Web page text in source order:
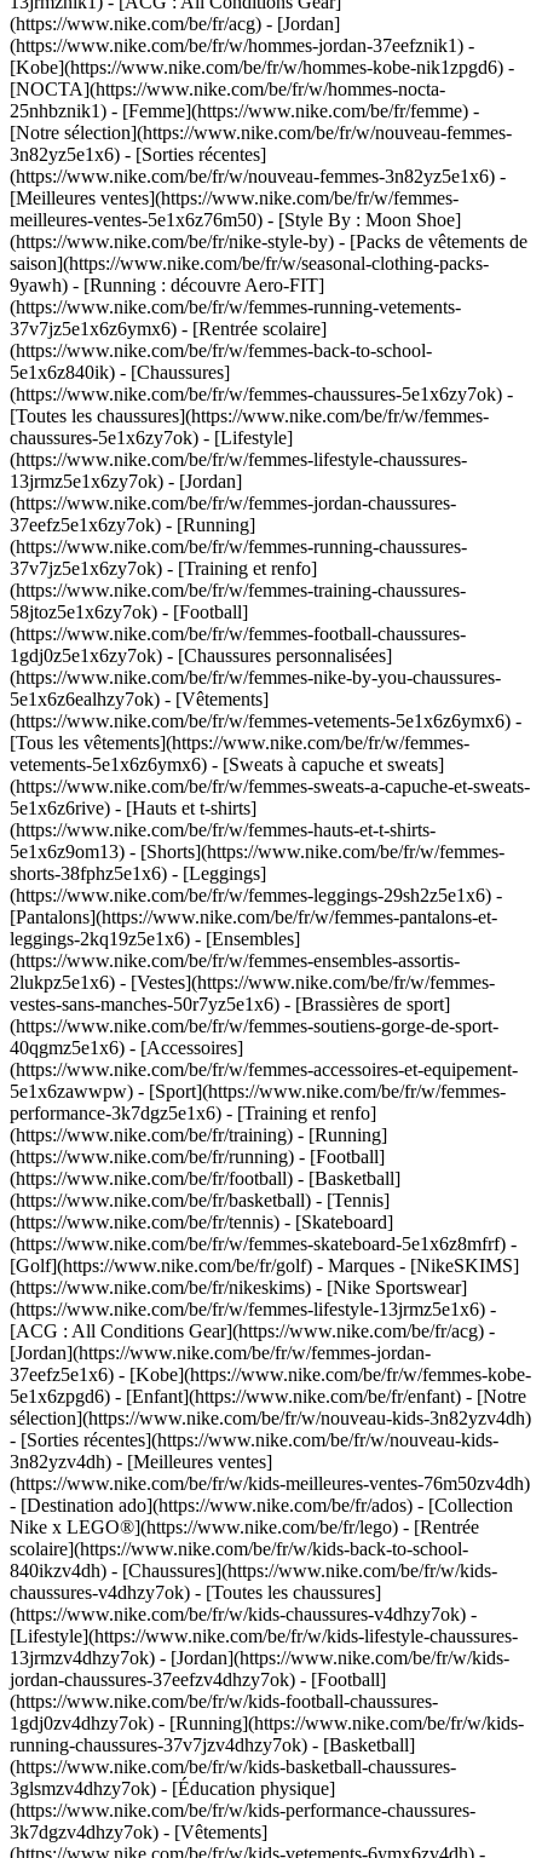
(https://www.nike.com/be/fr/acg) - [Jordan]
(https://www.nike.com/be/fr/w/hommes-jordan-37eefznik1) -
[Kobe](https://www.nike.com/be/fr/w/hommes-kobe-nik1zpgd6) -
[NOCTA](https://www.nike.com/be/fr/w/hommes-nocta-
25nhbznik1) - [Femme](https://www.nike.com/be/fr/femme) -
[Notre sélection](https://www.nike.com/be/fr/w/nouveau-femmes-
3n82yz5e1x6) - [Sorties récentes]
(https://www.nike.com/be/fr/w/nouveau-femmes-3n82yz5e1x6) -
[Meilleures ventes](https://www.nike.com/be/fr/w/femmes-
meilleures-ventes-5e1x6z76m50) - [Style By : Moon Shoe]
(https://www.nike.com/be/fr/nike-style-by) - [Packs de vêtements de
saison](https://www.nike.com/be/fr/w/seasonal-clothing-packs-
9yawh) - [Running : découvre Aero-FIT]
(https://www.nike.com/be/fr/w/femmes-running-vetements-
37v7jz5e1x6z6ymx6) - [Rentrée scolaire]
(https://www.nike.com/be/fr/w/femmes-back-to-school-
5e1x6z840ik) - [Chaussures]
(https://www.nike.com/be/fr/w/femmes-chaussures-5e1x6zy7ok) -
[Toutes les chaussures](https://www.nike.com/be/fr/w/femmes-
chaussures-5e1x6zy7ok) - [Lifestyle]
(https://www.nike.com/be/fr/w/femmes-lifestyle-chaussures-
13jrmz5e1x6zy7ok) - [Jordan]
(https://www.nike.com/be/fr/w/femmes-jordan-chaussures-
37eefz5e1x6zy7ok) - [Running]
(https://www.nike.com/be/fr/w/femmes-running-chaussures-
37v7jz5e1x6zy7ok) - [Training et renfo]
(https://www.nike.com/be/fr/w/femmes-training-chaussures-
58jtoz5e1x6zy7ok) - [Football]
(https://www.nike.com/be/fr/w/femmes-football-chaussures-
1gdj0z5e1x6zy7ok) - [Chaussures personnalisées]
(https://www.nike.com/be/fr/w/femmes-nike-by-you-chaussures-
5e1x6z6ealhzy7ok) - [Vêtements]
(https://www.nike.com/be/fr/w/femmes-vetements-5e1x6z6ymx6) -
[Tous les vêtements](https://www.nike.com/be/fr/w/femmes-
vetements-5e1x6z6ymx6) - [Sweats à capuche et sweats]
(https://www.nike.com/be/fr/w/femmes-sweats-a-capuche-et-sweats-
5e1x6z6rive) - [Hauts et t-shirts]
(https://www.nike.com/be/fr/w/femmes-hauts-et-t-shirts-
5e1x6z9om13) - [Shorts](https://www.nike.com/be/fr/w/femmes-
shorts-38fphz5e1x6) - [Leggings]
(https://www.nike.com/be/fr/w/femmes-leggings-29sh2z5e1x6) -
[Pantalons](https://www.nike.com/be/fr/w/femmes-pantalons-et-
leggings-2kq19z5e1x6) - [Ensembles]
(https://www.nike.com/be/fr/w/femmes-ensembles-assortis-
2lukpz5e1x6) - [Vestes](https://www.nike.com/be/fr/w/femmes-
vestes-sans-manches-50r7yz5e1x6) - [Brassières de sport]
(https://www.nike.com/be/fr/w/femmes-soutiens-gorge-de-sport-
40qgmz5e1x6) - [Accessoires]
(https://www.nike.com/be/fr/w/femmes-accessoires-et-equipement-
5e1x6zawwpw) - [Sport](https://www.nike.com/be/fr/w/femmes-
performance-3k7dgz5e1x6) - [Training et renfo]
(https://www.nike.com/be/fr/training) - [Running]
(https://www.nike.com/be/fr/running) - [Football]
(https://www.nike.com/be/fr/football) - [Basketball]
(https://www.nike.com/be/fr/basketball) - [Tennis]
(https://www.nike.com/be/fr/tennis) - [Skateboard]
(https://www.nike.com/be/fr/w/femmes-skateboard-5e1x6z8mfrf) -
[Golf](https://www.nike.com/be/fr/golf) - Marques - [NikeSKIMS]
(https://www.nike.com/be/fr/nikeskims) - [Nike Sportswear]
(https://www.nike.com/be/fr/w/femmes-lifestyle-13jrmz5e1x6) -
[ACG : All Conditions Gear](https://www.nike.com/be/fr/acg) -
[Jordan](https://www.nike.com/be/fr/w/femmes-jordan-
37eefz5e1x6) - [Kobe](https://www.nike.com/be/fr/w/femmes-kobe-
5e1x6zpgd6) - [Enfant](https://www.nike.com/be/fr/enfant) - [Notre
sélection](https://www.nike.com/be/fr/w/nouveau-kids-3n82yzv4dh)
- [Sorties récentes](https://www.nike.com/be/fr/w/nouveau-kids-
3n82yzv4dh) - [Meilleures ventes]
(https://www.nike.com/be/fr/w/kids-meilleures-ventes-76m50zv4dh)
- [Destination ado](https://www.nike.com/be/fr/ados) - [Collection
Nike x LEGO®](https://www.nike.com/be/fr/lego) - [Rentrée
scolaire](https://www.nike.com/be/fr/w/kids-back-to-school-
840ikzv4dh) - [Chaussures](https://www.nike.com/be/fr/w/kids-
chaussures-v4dhzy7ok) - [Toutes les chaussures]
(https://www.nike.com/be/fr/w/kids-chaussures-v4dhzy7ok) -
[Lifestyle](https://www.nike.com/be/fr/w/kids-lifestyle-chaussures-
13jrmzv4dhzy7ok) - [Jordan](https://www.nike.com/be/fr/w/kids-
jordan-chaussures-37eefzv4dhzy7ok) - [Football]
(https://www.nike.com/be/fr/w/kids-football-chaussures-
1gdj0zv4dhzy7ok) - [Running](https://www.nike.com/be/fr/w/kids-
running-chaussures-37v7jzv4dhzy7ok) - [Basketball]
(https://www.nike.com/be/fr/w/kids-basketball-chaussures-
3glsmzv4dhzy7ok) - [Éducation physique]
(https://www.nike.com/be/fr/w/kids-performance-chaussures-
3k7dgzv4dhzy7ok) - [Vêtements]
(https://www.nike.com/be/fr/w/kids-vetements-6ymx6zv4dh) -